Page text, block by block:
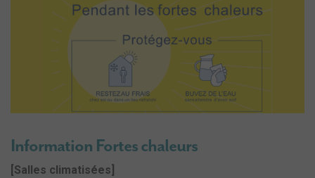
Information Fortes chaleurs
[Salles climatisées]